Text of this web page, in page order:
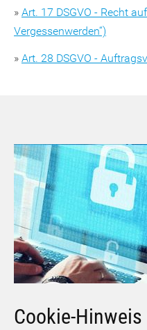
» Art. 17 DSGVO - Recht
Vergessenwerden“)
» Art. 28 DSGVO -
Cookie-